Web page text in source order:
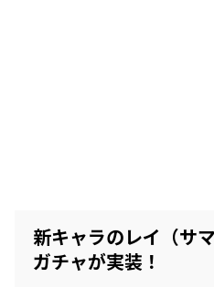
新キャラのレイ（サ
ガチャが実装！